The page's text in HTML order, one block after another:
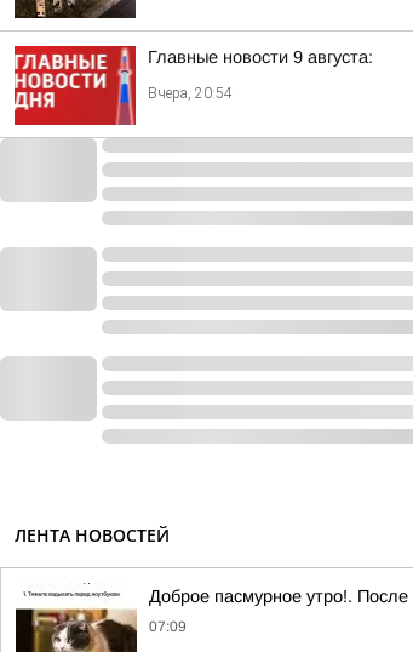
Главные новости 9 августа:
Вчера, 20:54
ЛЕНТА НОВОСТЕЙ
Доброе пасмурное утро!.
07:09